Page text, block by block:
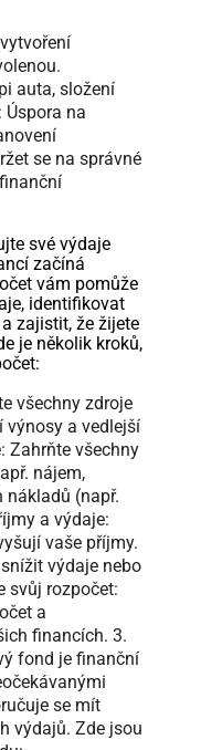
auta, složení
na
se na správné
své výdaje
začíná
vám pomůže
identifikovat
zajistit, že žijete
je několik kroků,
všechny zdroje
výnosy a vedlejší
Zahrňte všechny
nájem,
nákladů (např.
a výdaje:
vaše příjmy.
výdaje nebo
svůj rozpočet:
a
financích. 3.
fond je finanční
se mít
výdajů. Zde jsou